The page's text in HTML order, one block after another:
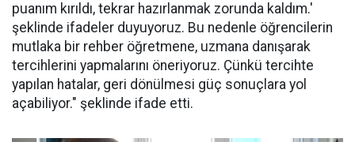
puanım kırıldı, tekrar hazırlanmak zorunda kaldım.'
şeklinde ifadeler duyuyoruz. Bu nedenle öğrencilerin
mutlaka bir rehber öğretmene, uzmana danışarak
tercihlerini yapmalarını öneriyoruz. Çünkü tercihte
yapılan hatalar, geri dönülmesi güç sonuçlara yol
açabiliyor." şeklinde ifade etti.